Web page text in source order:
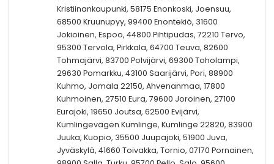
Kristiinankaupunki, 58175 Enonkoski, Joensuu,
68500 Kruunupyy, 99400 Enontekiö, 31600
Jokioinen, Espoo, 44800 Pihtipudas, 72210 Tervo,
95300 Tervola, Pirkkala, 64700 Teuva, 82600
Tohmajärvi, 83700 Polvijärvi, 69300 Toholampi,
29630 Pomarkku, 43100 Saarijärvi, Pori, 88900
Kuhmo, Jomala 22150, Ahvenanmaa, 17800
Kuhmoinen, 27510 Eura, 79600 Joroinen, 27100
Eurajoki, 19650 Joutsa, 62500 Evijärvi,
Kumlingevägen Kumlinge, Kumlinge 22820, 83900
Juuka, Kuopio, 35500 Juupajoki, 51900 Juva,
Jyväskylä, 41660 Toivakka, Tornio, 07170 Pornainen,